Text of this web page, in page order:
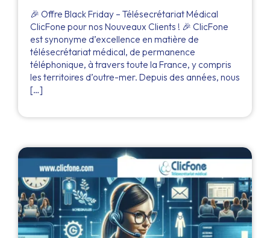
🎉 Offre Black Friday – Télésecrétariat Médical
ClicFone pour nos Nouveaux Clients ! 🎉 ClicFone
est synonyme d’excellence en matière de
télésecrétariat médical, de permanence
téléphonique, à travers toute la France, y compris
les territoires d’outre-mer. Depuis des années, nous
[…]